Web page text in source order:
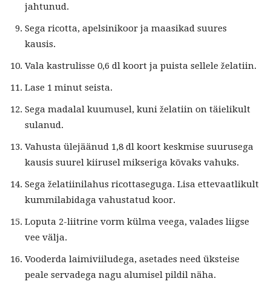
jahtunud.
Sega ricotta, apelsinikoor ja maasikad suures
kausis.
Vala kastrulisse 0,6 dl koort ja puista sellele želatiin.
Lase 1 minut seista.
Sega madalal kuumusel, kuni želatiin on täielikult
sulanud.
Vahusta ülejäänud 1,8 dl koort keskmise suurusega
kausis suurel kiirusel mikseriga kõvaks vahuks.
Sega želatiinilahus ricottaseguga. Lisa ettevaatlikult
kummilabidaga vahustatud koor.
Loputa 2-liitrine vorm külma veega, valades liigse
vee välja.
Vooderda laimiviiludega, asetades need üksteise
peale servadega nagu alumisel pildil näha.